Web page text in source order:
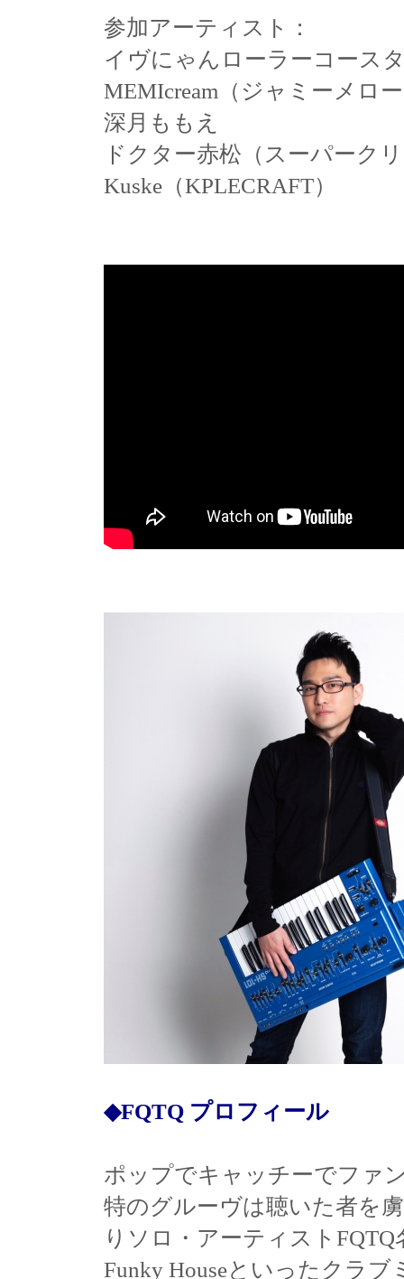
参加アーティスト：
イヴにゃんローラーコース
MEMIcream（ジャミーメロ
深月ももえ
ドクター赤松（スーパーク
Kuske（KPLECRAFT）
◆FQTQ プロフィール
ポップでキャッチーでファ
特のグルーヴは聴いた者を
りソロ・アーティストFQTQ
Funky Houseといったクラ